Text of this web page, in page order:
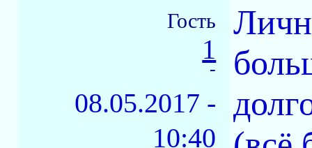
Гость
1
-
08.05.2017 -
10:40